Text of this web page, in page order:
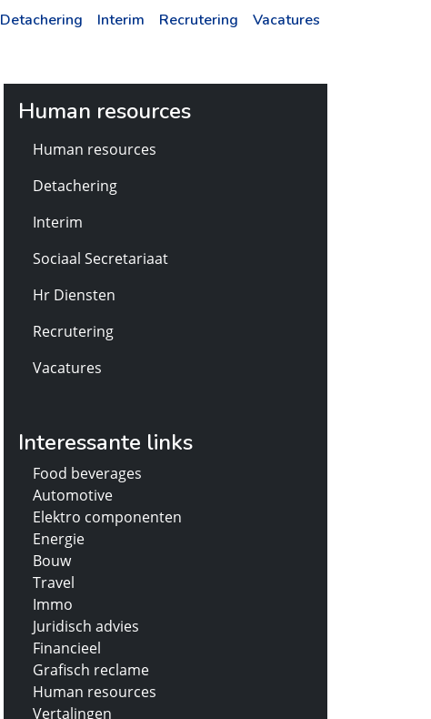
Detachering Interim Recrutering Vacatures
Human resources
Human resources
Detachering
Interim
Sociaal Secretariaat
Hr Diensten
Recrutering
Vacatures
Interessante links
Food beverages
Automotive
Elektro componenten
Energie
Bouw
Travel
Immo
Juridisch advies
Financieel
Grafisch reclame
Human resources
Vertalingen